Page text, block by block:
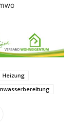
Heizung